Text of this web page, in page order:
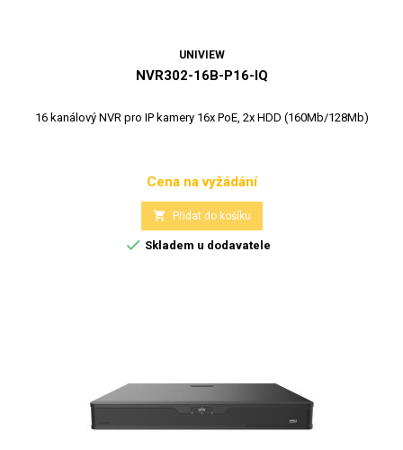
UNIVIEW
NVR302-16B-P16-IQ
16 kanálový NVR pro IP kamery 16x PoE, 2x HDD (160Mb/128Mb)
Cena
Cena na vyžádání
 Přidat do košíku
 Skladem u dodavatele